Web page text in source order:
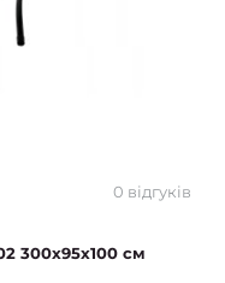
0 відгуків
300x95х100 см